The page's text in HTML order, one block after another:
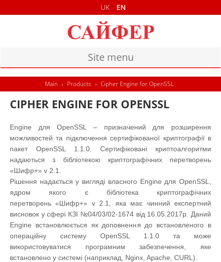
UK EN
Site menu
MAIN
PRODUCTS
CONTACTS
Main › Products › Cipher Engine for OpenSSL
CIPHER ENGINE FOR OPENSSL
Engine для OpenSSL – призначений для розширення
можливостей та підключення сертифікованої криптографії в
пакет OpenSSL 1.1.0. Сертифіковані криптоалгоритми
надаються з бібліотекою криптографічних перетворень
«Шифр+» v 2.1.
Рішення надається у вигляді власного Engine для OpenSSL,
ядром якого є бібліотека криптографічних
перетворень «Шифр+» v 2.1
, яка має чинний експертний
висновок у сфері КЗІ №04/03/02-1674 від 16.05.2017р . Даний
Engine встановлюється як доповнення до встановленого в
операційну систему OpenSSL 1.1.0 та може
використовуватися програмним забезпечення, яке
встановлено у системі (наприклад, Nginx, Apache, CURL).